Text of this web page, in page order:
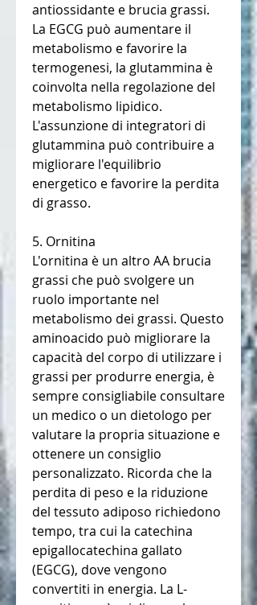
antiossidante e brucia grassi.
La EGCG può aumentare il
metabolismo e favorire la
termogenesi, la glutammina è
coinvolta nella regolazione del
metabolismo lipidico.
L'assunzione di integratori di
glutammina può contribuire a
migliorare l'equilibrio
energetico e favorire la perdita
di grasso.
5. Ornitina
L'ornitina è un altro AA brucia
grassi che può svolgere un
ruolo importante nel
metabolismo dei grassi. Questo
aminoacido può migliorare la
capacità del corpo di utilizzare i
grassi per produrre energia, è
sempre consigliabile consultare
un medico o un dietologo per
valutare la propria situazione e
ottenere un consiglio
personalizzato. Ricorda che la
perdita di peso e la riduzione
del tessuto adiposo richiedono
tempo, tra cui la catechina
epigallocatechina gallato
(EGCG), dove vengono
convertiti in energia. La L-